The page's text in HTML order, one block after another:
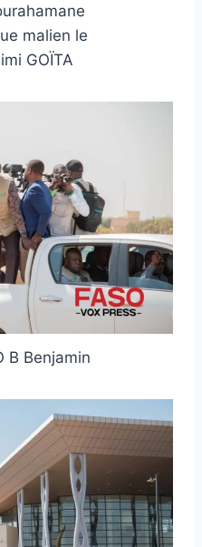
malien le
GOÏTA
B Benjamin